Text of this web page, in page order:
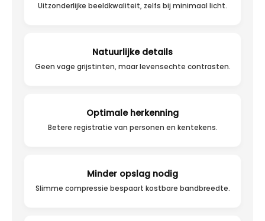
Uitzonderlijke beeldkwaliteit, zelfs bij minimaal licht.
Natuurlijke details
Geen vage grijstinten, maar levensechte contrasten.
Optimale herkenning
Betere registratie van personen en kentekens.
Minder opslag nodig
Slimme compressie bespaart kostbare bandbreedte.